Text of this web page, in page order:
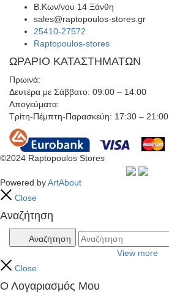
Β.Κων/νου 14 Ξάνθη
sales@raptopoulos-stores.gr
25410-27572
Raptopoulos-stores
ΩΡΑΡΙΟ ΚΑΤΑΣΤΗΜΑΤΩΝ
Πρωινά:
Δευτέρα με Σάββατο: 09:00 – 14:00
Απογεύματα:
Τρίτη-Πέμπτη-Παρασκεύη: 17:30 – 21:00
©2024 Raptopoulos Stores
Powered byArtAbout
Close
Αναζήτηση
Αναζήτηση
View more
Close
Ο Λογαριασμός Μου